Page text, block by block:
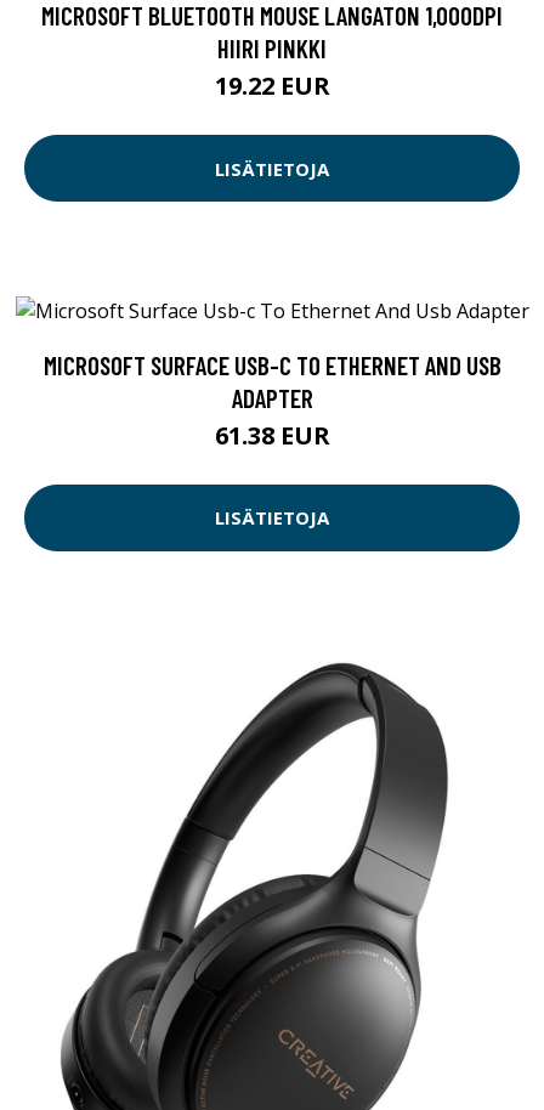
MICROSOFT BLUETOOTH MOUSE LANGATON 1,000DPI
HIIRI PINKKI
19.22 EUR
LISÄTIETOJA
MICROSOFT SURFACE USB-C TO ETHERNET AND USB
ADAPTER
61.38 EUR
LISÄTIETOJA